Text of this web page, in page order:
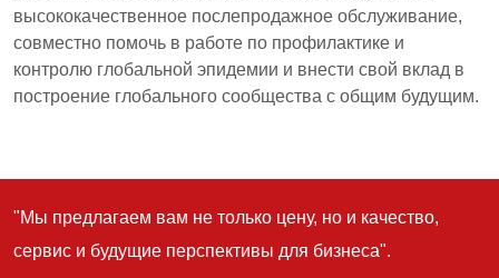
"Мы предлагаем вам не только цену, но и качество,
сервис и будущие перспективы для бизнеса".